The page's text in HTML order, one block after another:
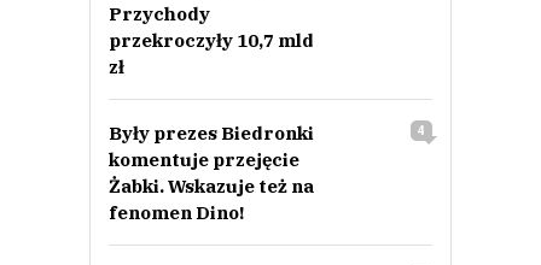
Przychody
przekroczyły 10,7 mld
zł
Były prezes Biedronki
komentuje przejęcie
Żabki. Wskazuje też na
fenomen Dino!
4